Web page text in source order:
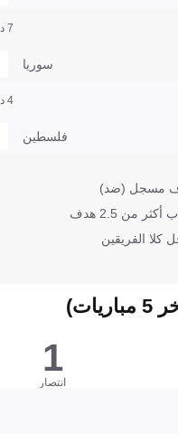
7 ديسمبر 2025
سوريا
4 ديسمبر 2025
فلسطين
مسجل (ضد)
أكثر من 2.5 هدف
كلا الفريقين
1
انتصار